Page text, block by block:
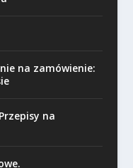
na zamówienie:
na